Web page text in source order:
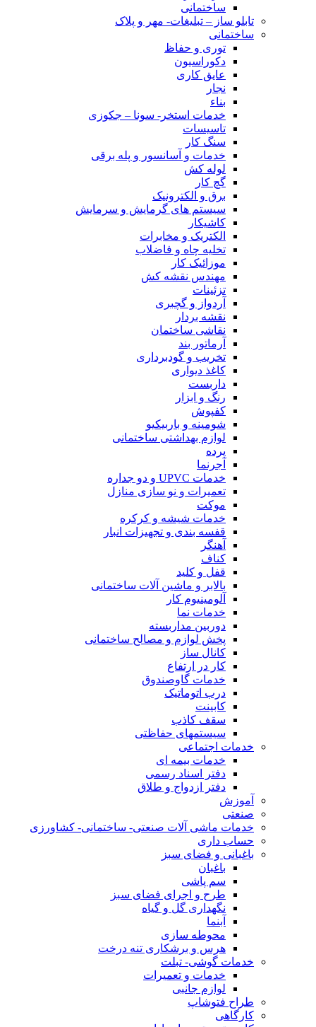
ساختمانی
تابلو ساز – تبلیغات- مهر و پلاک
ساختمانی
توری و حفاظ
دکوراسیون
عایق کاری
نجار
بناء
خدمات استخر- سونا – جکوزی
تاسیسات
سنگ کار
خدمات و آسانسور و پله برقی
لوله کش
گچ کار
برق و الکترونیک
سیستم های گرمایش و سرمایش
کاشیکار
الکتریک و مخابرات
تخلیه چاه و فاضلاب
موزائیک کار
مهندس نقشه کش
تزئینات
آردواز و گچبری
نقشه بردار
نقاشی ساختمان
آرماتور بند
تخریب و گودبرداری
کاغذ دیواری
داربست
رنگ و ابزار
کفپوش
شومینه و باربیکیو
لوازم بهداشتی ساختمانی
پرده
آجرنما
خدمات UPVC و دو جداره
تعمیرات و نو سازی منازل
موکت
خدمات شیشه و کرکره
قفسه بندی و تجهیزات انبار
آهنگر
کناف
قفل و کلید
بالابر و ماشین آلات ساختمانی
آلومینیوم کار
خدمات نما
دوربین مداربسته
پخش لوازم و مصالح ساختمانی
کانال ساز
کار در ارتفاع
خدمات گاوصندوق
درب اتوماتیک
کابینت
سقف کاذب
سیستمهای حفاظتی
خدمات اجتماعی
خدمات بیمه ای
دفتر اسناد رسمی
دفتر ازدواج و طلاق
آموزش
صنعتی
خدمات ماشی آلات صنعتی- ساختمانی- کشاورزی
حساب داری
باغبانی و فضای سبز
باغبان
سم پاشی
طرح و اجرای فضای سبز
نگهداری گل و گیاه
آبنما
محوطه سازی
هرس و برشکاری تنه درخت
خدمات گوشی- تبلت
خدمات و تعمیرات
لوازم جانبی
طراح فتوشاپ
کارگاهی